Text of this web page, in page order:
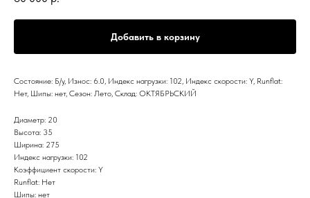
Добавить в корзину
Состояние: Б/у, Износ: 6.0, Индекс нагрузки: 102, Индекс скорости: Y, Runflat:
Нет, Шипы: нет, Сезон: Лето, Склад: ОКТЯБРЬСКИЙ
Диаметр: 20
Высота: 35
Ширина: 275
Индекс нагрузки: 102
Коэффициент скорости: Y
Runflat: Нет
Шипы: нет